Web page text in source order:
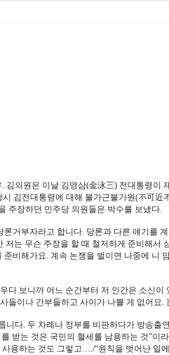
김의원은 이날 김영삼(金泳三) 전대통령이
김전대통령에 대해 불가근불가원(不可近
주장하던 민주당 의원들은 박수를 보냈다.
거부자라고 합니다. 당론과 다른 얘기를
저는 무슨 주장을 할 때 철저하게 준비해서
비해가요. 계속 논쟁을 벌이면 나중에 니
다 보니까 어느 순간부터 저 인간은 소신이
들이나 간부들하고 사이가 나쁠 게 없어요.
다. 두 차례나 정부를 비판하다가 방송출
받는 것은 국민의 혈세를 남용하는 것”이
용하는 것도 그렇고…./“원칙을 벗어난 일